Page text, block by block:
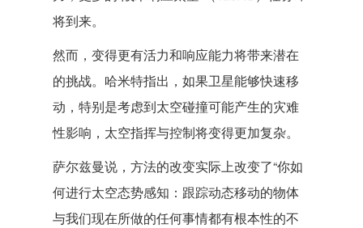
将到来。
然而，变得更有活力和响应能力将带来潜在
的挑战。哈米特指出，如果卫星能够快速移
动，特别是考虑到太空碰撞可能产生的灾难
性影响，太空指挥与控制将变得更加复杂。
萨尔兹曼说，方法的改变实际上改变了“你如
何进行太空态势感知：跟踪动态移动的物体
与我们现在所做的任何事情都有根本性的不